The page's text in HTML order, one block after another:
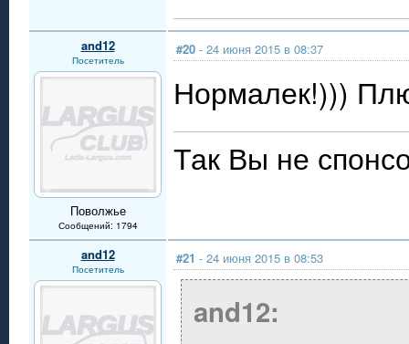
and12
Посетитель
Поволжье
Сообщений: 1794
#20 - 24 июня 2015 в 08:37
Нормалек!)))
Так Вы не
and12
Посетитель
#21 - 24 июня 2015 в 08:53
and12: